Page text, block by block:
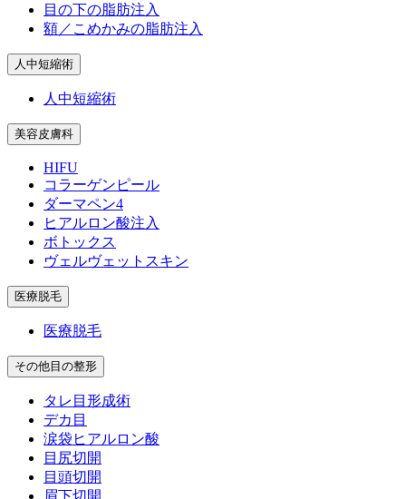
目の下の脂肪注入
額／こめかみの脂肪注入
人中短縮術
人中短縮術
美容皮膚科
HIFU
コラーゲンピール
ダーマペン4
ヒアルロン酸注入
ボトックス
ヴェルヴェットスキン
医療脱毛
医療脱毛
その他目の整形
タレ目形成術
デカ目
涙袋ヒアルロン酸
目尻切開
目頭切開